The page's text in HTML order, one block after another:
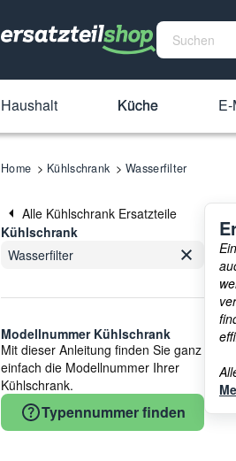
Haushalt Küche
Home Kühlschrank Wasserfilter
Alle Kühlschrank Ersatzteile
Kühlschrank
Wasserfilter
Modellnummer Kühlschrank
Mit dieser Anleitung finden Sie ganz
einfach die Modellnummer Ihrer
Kühlschrank.
Typennummer finden